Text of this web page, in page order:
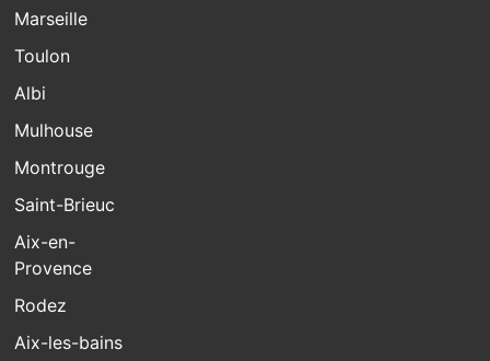
Marseille
Toulon
Albi
Mulhouse
Montrouge
Saint-Brieuc
Aix-en-
Provence
Rodez
Aix-les-bains